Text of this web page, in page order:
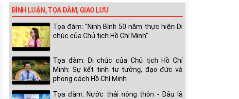
BÌNH LUẬN, TỌA ĐÀM, GIAO LƯU
Tọa đàm: "Ninh Bình 50 năm thực hiện Di
chúc của Chủ tịch Hồ Chí Minh"
Tọa đàm: Di chúc của Chủ tịch Hồ Chí
Minh: Sự kết tinh tư tưởng, đạo đức và
phong cách Hồ Chí Minh
Tọa đàm: Nước thải nông thôn - Đâu là